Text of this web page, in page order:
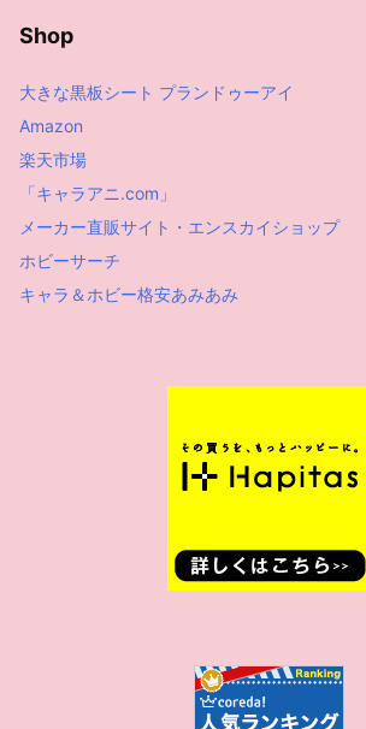
Shop
大きな黒板シート プランドゥーアイ
Amazon
楽天市場
「キャラアニ.com」
メーカー直販サイト・エンスカイショップ
ホビーサーチ
キャラ＆ホビー格安あみあみ